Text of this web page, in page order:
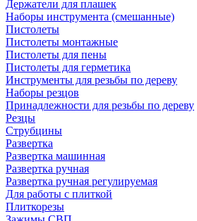
Держатели для плашек
Наборы инструмента (смешанные)
Пистолеты
Пистолеты монтажные
Пистолеты для пены
Пистолеты для герметика
Инструменты для резьбы по дереву
Наборы резцов
Принадлежности для резьбы по дереву
Резцы
Струбцины
Развертка
Развертка машинная
Развертка ручная
Развертка ручная регулируемая
Для работы с плиткой
Плиткорезы